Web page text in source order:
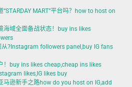
MART”平台吗？how to host on
海域全面备战状态！buy ins likes
从?Instagram followers panel,buy IG fans
！buy ins likes cheap,cheap ins likes
likes,IG likes buy
马逊新手之路how do you host on IG,add